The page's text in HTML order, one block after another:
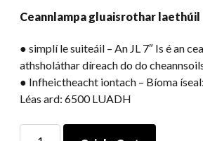
Ceannlampa gluaisrothar laethúil
● simplí le suiteáil – An JL 7″ Is é an
athsholáthar díreach do do
● Infheictheacht iontach – Bíoma
Léas ard: 6500 LUADH